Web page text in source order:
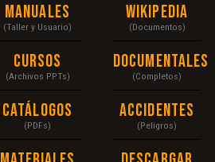
Manuales
(Taller y Usuario)
Cursos
(Archivos PPTs)
Catálogos
(PDFs)
Wikipedia
(Documentos)
Documentales
(Completos)
Accidentes
(Peligros)